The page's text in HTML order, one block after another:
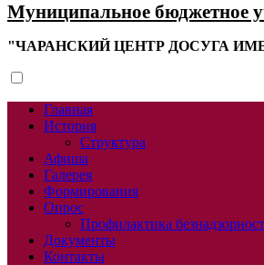
Муниципальное бюджетное
"ЧАРАНСКИЙ ЦЕНТР ДОСУГА
Главная
История
Структура
Афиша
Галерея
Формирования
Опрос
Профилактика
Документы
Контакты